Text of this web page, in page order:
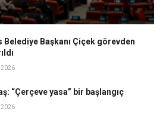
Belediye Başkanı Çiçek görevden
2026
“Çerçeve yasa” bir başlangıç
2026